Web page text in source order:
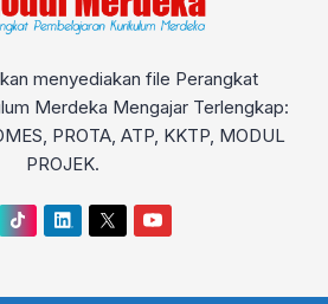
menyediakan file Perangkat
Merdeka Mengajar Terlengkap:
PROTA, ATP, KKTP, MODUL
PROJEK.